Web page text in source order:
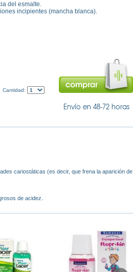
del esmalte.
incipientes (mancha blanca).
Cantidad:
Envío en 48-72 horas
cariostáticas (es decir, que frena la aparición de
de acidez.